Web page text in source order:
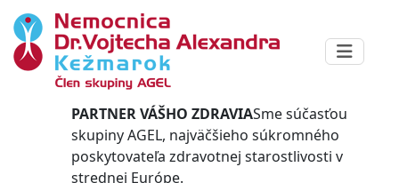
PARTNER VÁŠHO ZDRAVIASme súčasťou
skupiny AGEL, najväčšieho súkromného
poskytovateľa zdravotnej starostlivosti v
strednej Európe.